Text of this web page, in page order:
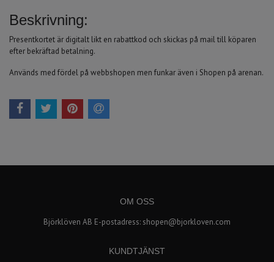
Beskrivning:
Presentkortet är digitalt likt en rabattkod och skickas på mail till köparen
efter bekräftad betalning.
Används med fördel på webbshopen men funkar även i Shopen på arenan.
OM OSS
Björklöven AB E-postadress: shopen@bjorkloven.com
KUNDTJÄNST